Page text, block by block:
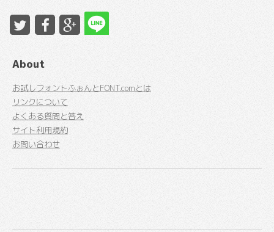
About
お試しフォントふぉんとFONT.comとは
リンクについて
よくある質問と答え
サイト利用規約
お問い合わせ